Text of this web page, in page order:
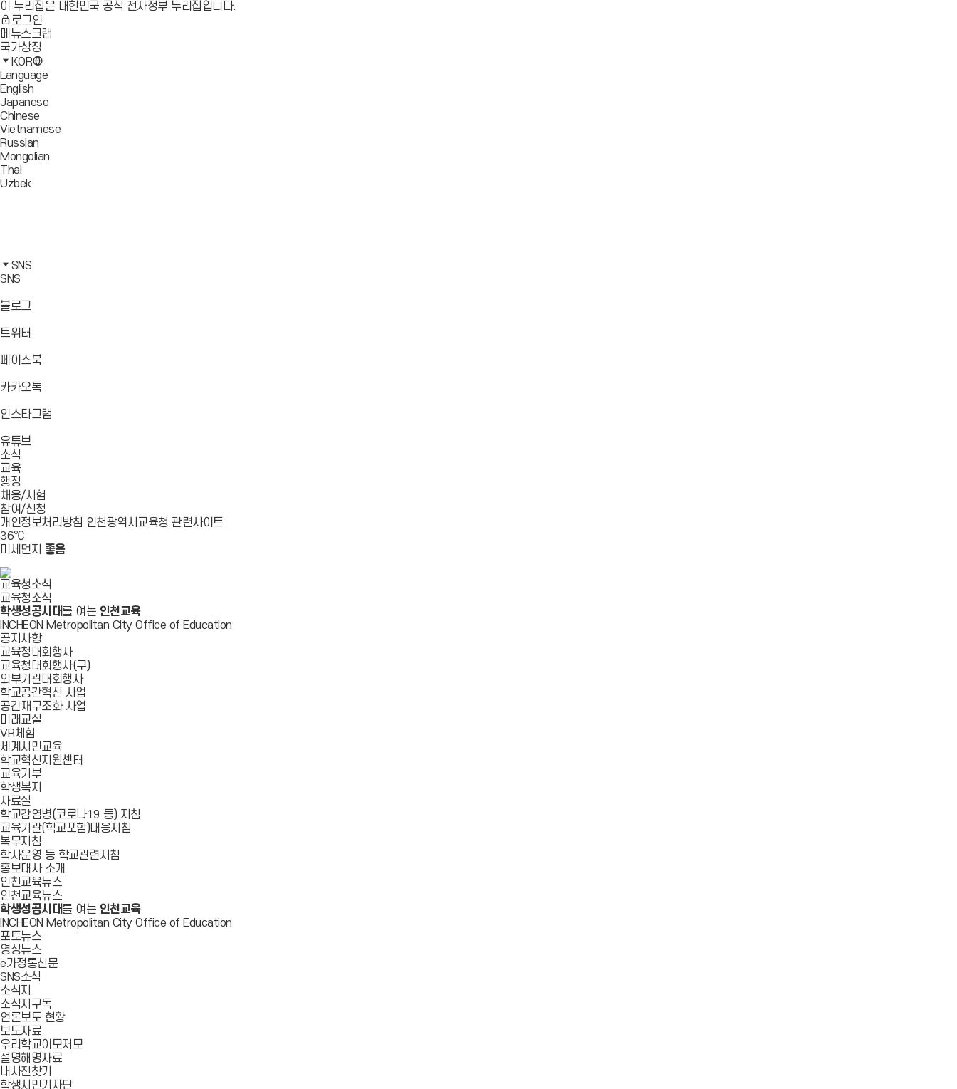
이 누리집은 대한민국 공식 전자정부 누리집입니다.
로그인
메뉴스크랩
국가상징
KOR
Language
English
Japanese
Chinese
Vietnamese
Russian
Mongolian
Thai
Uzbek
가
기
로
가
북
바
가
타
그
바
가
카
오
바
가
SNS
SNS
블로그바
트위터
가
페이스북바
가
카카오톡바
가
인스타그램바
유튜브바
소식
교육
행정
채용/시험
참여/신청
개인정보처리방침 인천광역시교육청 관련사이트
36℃
미세먼지 좋음
교육청소식
교육청소식
학생성공시대를 여는 인천교육
INCHEON Metropolitan City Office of Education
공지사항
교육청대회행사
교육청대회행사(구)
외부기관대회행사
학교공간혁신 사업
공간재구조화 사업
미래교실
VR체험
세계시민교육
학교혁신지원센터
교육기부
학생복지
자료실
학교감염병(코로나19 등) 지침
교육기관(학교포함)대응지침
복무지침
학사운영 등 학교관련지침
홍보대사 소개
인천교육뉴스
인천교육뉴스
학생성공시대를 여는 인천교육
INCHEON Metropolitan City Office of Education
포토뉴스
영상뉴스
e가정통신문
SNS소식
소식지
소식지구독
언론보도 현황
보도자료
우리학교이모저모
설명해명자료
내사진찾기
학생시민기자단